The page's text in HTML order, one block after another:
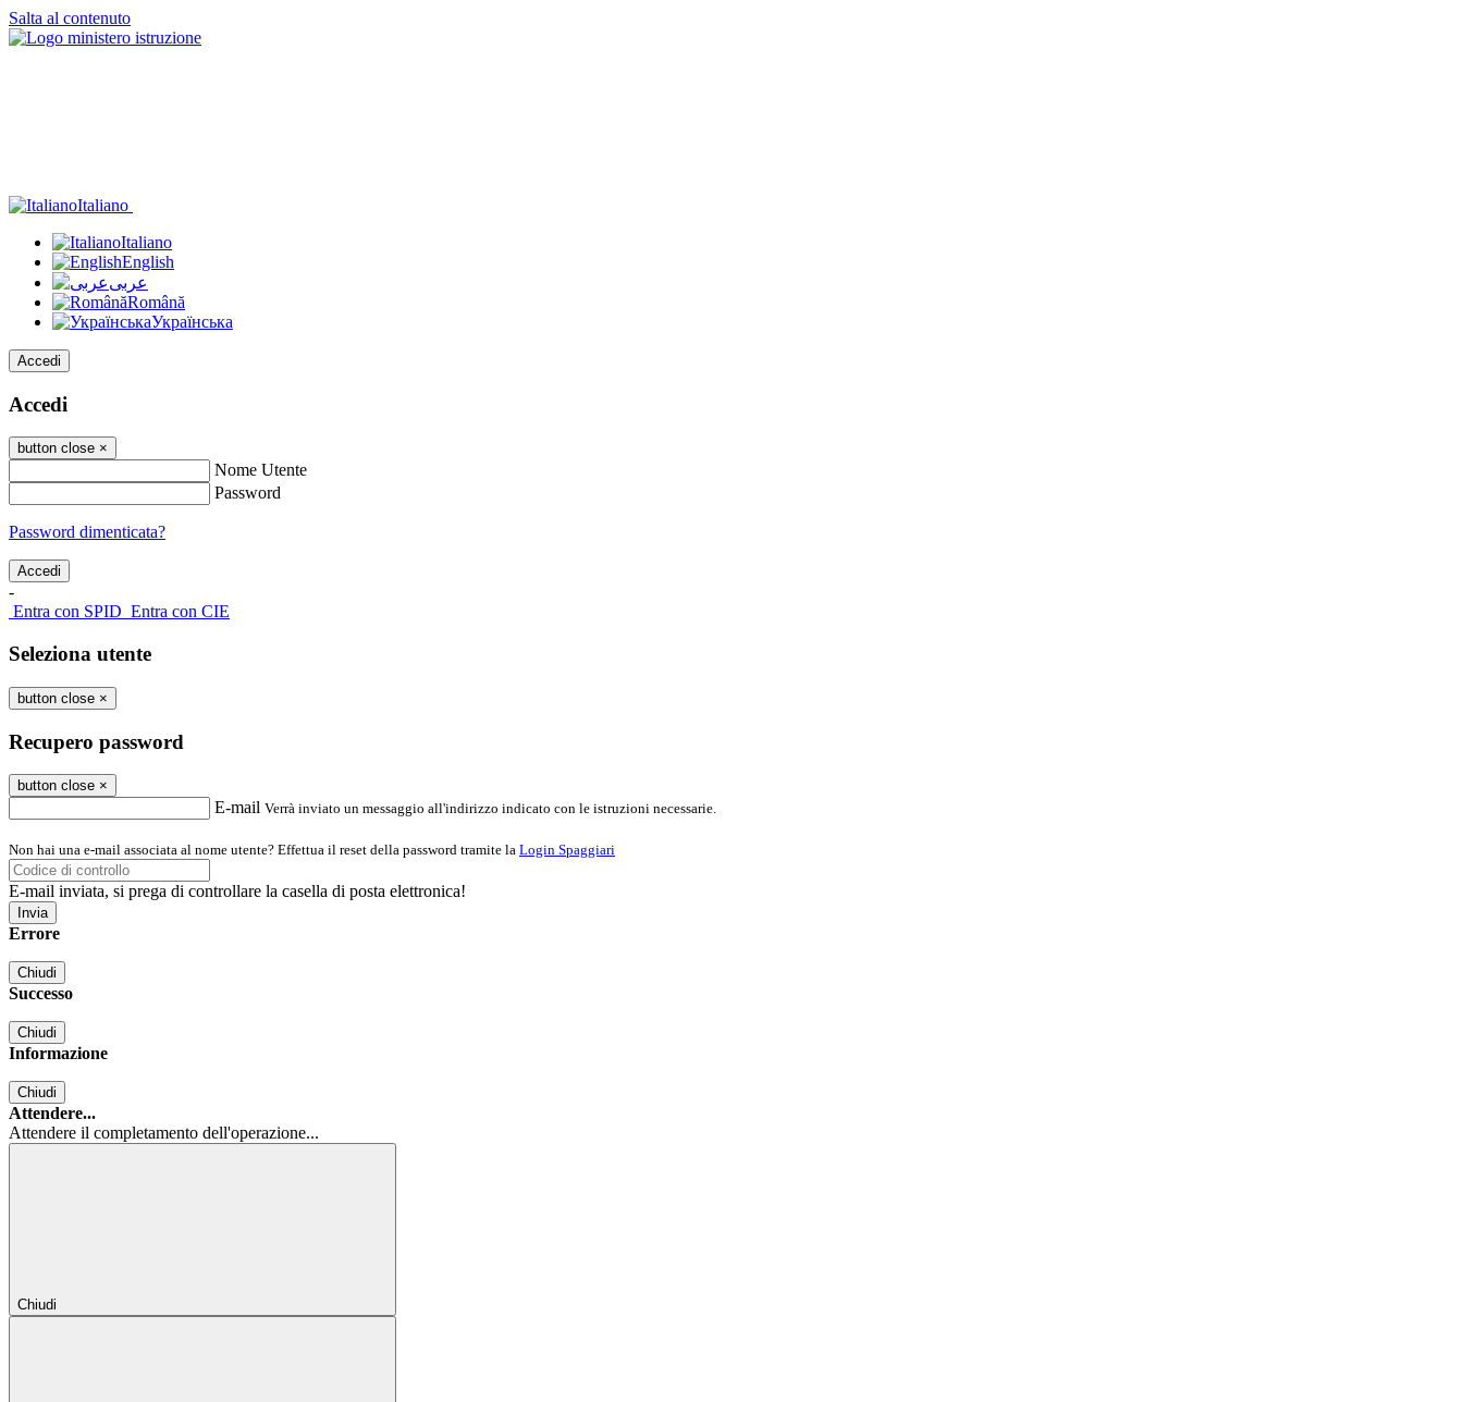
Salta al contenuto
Italiano
Italiano
English
عربى
Română
Українська
Accedi
Accedi
button close ×
Nome Utente
Password
Password dimenticata?
-
Entra con SPID Entra con CIE
Seleziona utente
button close ×
Recupero password
button close ×
E-mail Verrà inviato un messaggio all'indirizzo indicato con le istruzioni necessarie.
Non hai una e-mail associata al nome utente? Effettua il reset della password tramite la Login Spaggiari
E-mail inviata, si prega di controllare la casella di posta elettronica!
Errore
Chiudi
Successo
Chiudi
Informazione
Chiudi
Attendere...
Attendere il completamento dell'operazione...
Chiudi